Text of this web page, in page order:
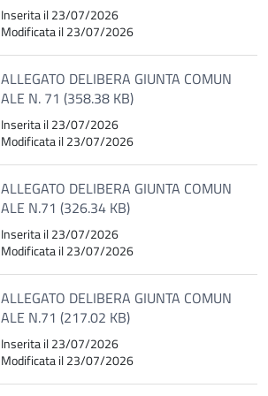
Inserita il 23/07/2026
Modificata il 23/07/2026
ALLEGATO DELIBERA GIUNTA COMUN
ALE N. 71 (358.38 KB)
Inserita il 23/07/2026
Modificata il 23/07/2026
ALLEGATO DELIBERA GIUNTA COMUN
ALE N.71 (326.34 KB)
Inserita il 23/07/2026
Modificata il 23/07/2026
ALLEGATO DELIBERA GIUNTA COMUN
ALE N.71 (217.02 KB)
Inserita il 23/07/2026
Modificata il 23/07/2026